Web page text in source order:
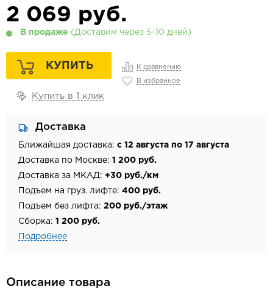
2 069 руб.
В продаже (Доставим через 5-10 дней)
КУПИТЬ К сравнению
В избранное
Купить в 1 клик
Доставка
Ближайшая доставка: с 12 августа по 17 августа
Доставка по Москве: 1 200 руб.
Доставка за МКАД: +30 руб./км
Подъем на груз. лифте: 400 руб.
Подъем без лифта: 200 руб./этаж
Сборка: 1 200 руб.
Подробнее
Описание товара